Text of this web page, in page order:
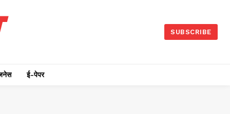
SUBSCRIBE
ई-पेपर